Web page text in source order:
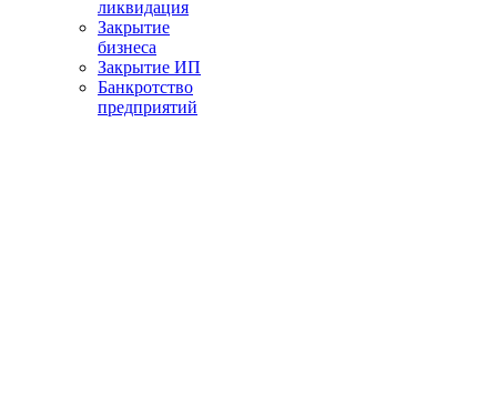
ликвидация
Закрытие
бизнеса
Закрытие ИП
Банкротство
предприятий